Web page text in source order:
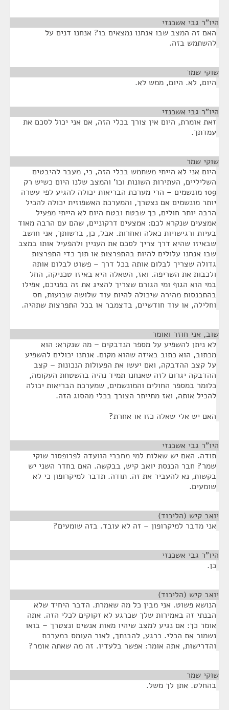
היו"ר גבי אשכנזי
האם זה המצב שבו אנחנו נמצאים בו? אנחנו דנים על
להשתמש בזה.
שוקי שמר
היום, לא. היום, ממש לא.
היו"ר גבי אשכנזי
זאת אומרת, היום אין צורך בכלי הזה, אם אני יכול לסכם את
עמדתך.
שוקי שמר
היום אני לא הייתי משתמש בכלי הזה, כי, מעבר להיבטים
השליליים, העתירות השונות וכו' והמצב שלנו היום כשיש רק
109 מונשמים – הרי מערכת הבריאות יכולה להגיע לפי עשרה
יותר מונשמים אם נצטרך, והמערכת האשפוזית יכולה להכיל
הרבה יותר חולים, כך שבטח ובטח היום לא הייתי מפעיל
אמצעים שנקרא לכם: אמצעים דרקוניים, שהם עם הרבה מאוד
בעיות ורגישויות כאלה ואחרות. אבל, כן, ברשותך, אני חושב
שבאיזו שהיא דרך צריך לסכם את העניין ולהפעיל אותו במצב
שבו אנחנו עלולים להיות בהתפרצות או תוך כדי התפרצות
גדולה שצריך לבלום אותה בכל דרך – פשוט לבלום אותה
ולכבות את השריפה. ואז, השאלה היא באיזו טכניקה, החל
במי הוא הגוף ומי הגורם שצריך להציג את זה בפניכם, אפילו
בהתכנסות מהירה שיכולה להיות עוד שלושה שבועות, חס
וחלילה, או עוד חודשיים, בדצמבר או בכל התפרצות שתהיה.
שוב, אני חוזר ואומר
לא ניתן להשפיע על מספר הנדבקים – מה שנקרא: הוא
מכתוב, הוא כתוב באיזה שהוא מקום. אנחנו יכולים להשפיע
על קצב ההדבקה, ואם יעשו את הפעולות הנכונות – קצב
ההדבקה יגרום לזה שאנחנו תמיד נהיה בהשטחת העקומה,
כלומר במספר החולים והמונשמים, שמערכת הבריאות יכולה
להכיל אותה, ואז מתייתר הצורך בכלי מהסוג הזה.
האם יש אלי שאלה כזו או אחרת?
היו"ר גבי אשכנזי
תודה. האם יש שאלות למי מחברי הוועדה לפרופסור שוקי
שמר? חבר הכנסת יואב קיש, בבקשה. האם בחדר השני יש
בקשות, נא להעביר את זה. תודה. תדבר למיקרופון כי לא
שומעים.
יואב קיש (הליכוד)
אני מדבר למיקרופון – זה לא עובד. בזה שומעים?
היו"ר גבי אשכנזי
כן.
יואב קיש (הליכוד)
הנושא פשוט. אני מבין כל מה שאמרת. הדבר היחיד שלא
הבנתי זה באמירות שלך שכרגע לא זקוקים לכלי הזה. אתה
אומר כך: אם נגיע למצב שיהיו מאות אנשים ונצטרך – בואו
נשמור את הכלי. כרגע, להבנתך, לאור העומס במערכת
והדרישות, אתה אומר: אפשר בלעדיו. זה מה שאתה אומר?
שוקי שמר
בהחלט. אתן לך משל.